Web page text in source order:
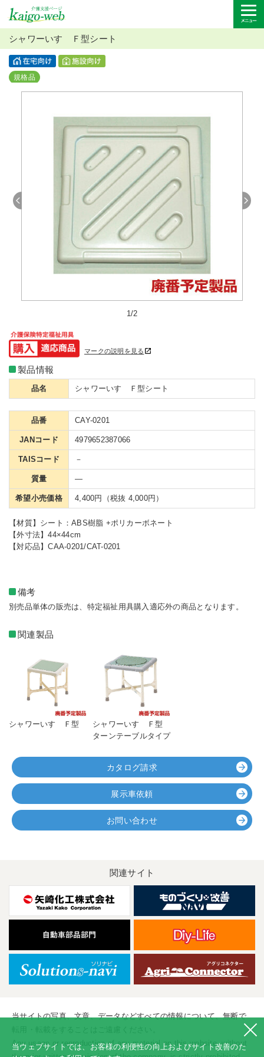
シャワーいす Ｆ型シート
規格品
1/2
マークの説明を見る
製品情報
品名 シャワーいす Ｆ型シート
品番 CAY-0201
JANコード 4979652387066
TAISコード －
質量 ―
希望小売価格 4,400円（税抜 4,000円）
【材質】シート：ABS樹脂 +ポリカーボネート
【外寸法】44×44cm
【対応品】CAA-0201/CAT-0201
備考
別売品単体の販売は、特定福祉用具購入適応外の商品となります。
関連製品
シャワーいす Ｆ型
シャワーいす Ｆ型
ターンテーブルタイプ
カタログ請求
展示車依頼
お問い合わせ
関連サイト
当サイトの写真、文章、データなどすべての情報について、無断で
Any usage or reproduction of any material on this website, without
当ウェブサイトでは、お客様の利便性の向上およびサイト改善のた